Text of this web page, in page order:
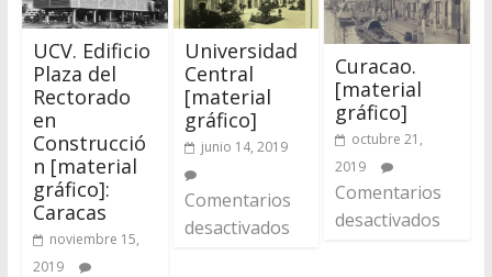
UCV. Edificio
Plaza del
Rectorado
en
Construcció
n [material
gráfico]:
Caracas
noviembre 15,
2019
Universidad
Central
[material
gráfico]
junio 14, 2019
Comentarios
desactivados
Curacao.
[material
gráfico]
octubre 21,
2019
Comentarios
desactivados